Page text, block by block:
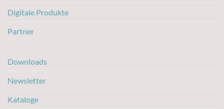
Digitale Produkte
Partner
Downloads
Newsletter
Kataloge